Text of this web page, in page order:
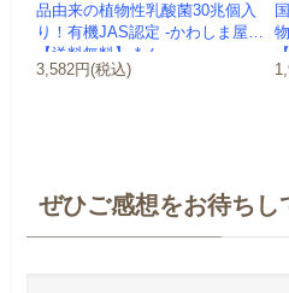
品由来の植物性乳酸菌30兆個入
り！有機JAS認定 -かわしま屋-
【送料無料】 *メ...
3,582円(税込)
ぜひご感想をお待ちし